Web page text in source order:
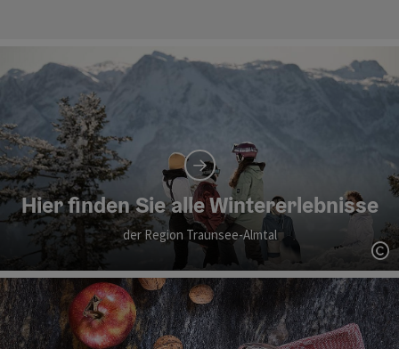
Hier finden Sie alle Wintererlebnisse
der Region Traunsee-Almtal